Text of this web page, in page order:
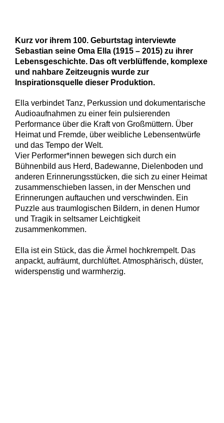
Kurz vor ihrem 100. Geburtstag interviewte
Sebastian seine Oma Ella (1915 – 2015) zu ihrer
Lebensgeschichte. Das oft verblüffende, komplexe
und nahbare Zeitzeugnis wurde zur
Inspirationsquelle dieser Produktion.
Ella verbindet Tanz, Perkussion und dokumentarische
Audioaufnahmen zu einer fein pulsierenden
Performance über die Kraft von Großmüttern. Über
Heimat und Fremde, über weibliche Lebensentwürfe
und das Tempo der Welt.
Vier Performer*innen bewegen sich durch ein
Bühnenbild aus Herd, Badewanne, Dielenboden und
anderen Erinnerungsstücken, die sich zu einer Heimat
zusammenschieben lassen, in der Menschen und
Erinnerungen auftauchen und verschwinden. Ein
Puzzle aus traumlogischen Bildern, in denen Humor
und Tragik in seltsamer Leichtigkeit
zusammenkommen.
Ella ist ein Stück, das die Ärmel hochkrempelt. Das
anpackt, aufräumt, durchlüftet. Atmosphärisch, düster,
widerspenstig und warmherzig.